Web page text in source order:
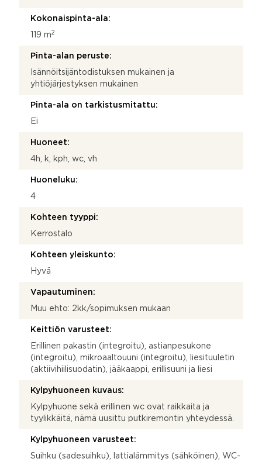
Kokonaispinta-ala:
119 m2
Pinta-alan peruste:
Isännöitsijäntodistuksen mukainen ja
yhtiöjärjestyksen mukainen
Pinta-ala on tarkistusmitattu:
Ei
Huoneet:
4h, k, kph, wc, vh
Huoneluku:
4
Kohteen tyyppi:
Kerrostalo
Kohteen yleiskunto:
Hyvä
Vapautuminen:
Muu ehto: 2kk/sopimuksen mukaan
Keittiön varusteet:
Erillinen pakastin (integroitu), astianpesukone
(integroitu), mikroaaltouuni (integroitu), liesituuletin
(aktiivihiilisuodatin), jääkaappi, erillisuuni ja liesi
Kylpyhuoneen kuvaus:
Kylpyhuone sekä erillinen wc ovat raikkaita ja
tyylikkäitä, nämä uusittu putkiremontin yhteydessä.
Kylpyhuoneen varusteet:
Suihku (sadesuihku), lattialämmitys (sähköinen), WC-